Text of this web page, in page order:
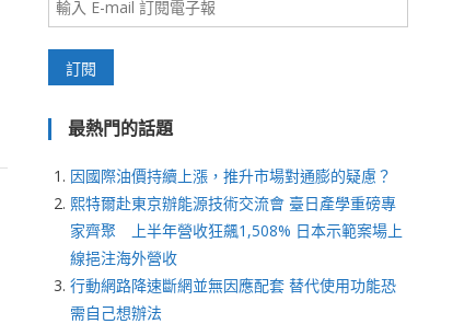
最熱門的話題
因國際油價持續上漲，推升市場對通膨的疑慮？
熙特爾赴東京辦能源技術交流會 臺日產學重磅專
家齊聚 上半年營收狂飆1,508% 日本示範案場上
線挹注海外營收
行動網路降速斷網並無因應配套 替代使用功能恐
需自己想辦法